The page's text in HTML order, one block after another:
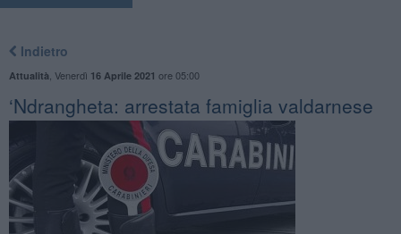
Indietro
Attualità Venerdì 16 Aprile 2021 ore 05:00
‘Ndrangheta: arrestata famiglia valdarnese